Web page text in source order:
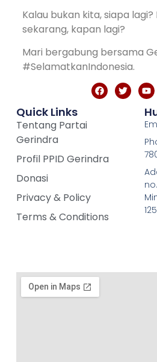
Kalau bukan kita, siapa lagi?
sekarang, kapan lagi?
Mari bergabung bersama
#SelamatkanIndonesia.
Quick Links
Tentang Partai
Gerindra
Profil PPID Gerindra
Donasi
Privacy & Policy
Terms & Conditions